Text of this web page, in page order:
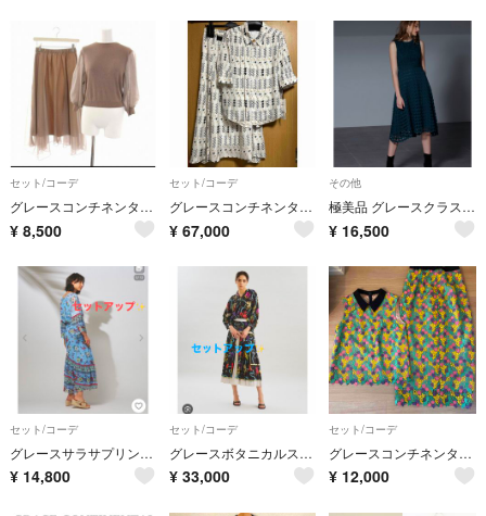
セット/コーデ
グレースコンチネンタルシアー袖ドッキングトップス＆チュールスカートセットアップ
¥ 8,500
セット/コーデ
グレースコンチネンタル チドリプリント タックブラウス・フレアスカート・
¥ 67,000
その他
極美品 グレースクラス グレースコンチネンタル レース ドレス ワンピース結婚式
¥ 16,500
セット/コーデ
グレースサラサプリントフレアスリーブトップスカートセットアップ ダイアグラム
¥ 14,800
セット/コーデ
グレースボタニカルスカーフブラウススカートセットアップ ダイアグラム クラス
¥ 33,000
セット/コーデ
グレースコンチネンタル レース セットアップ
¥ 12,000